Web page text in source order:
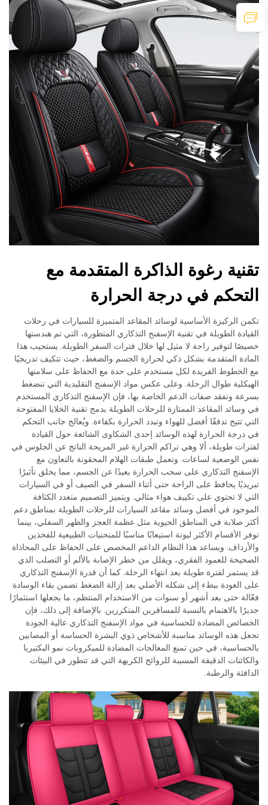
تقنية رغوة الذاكرة المتقدمة مع
التحكم في درجة الحرارة
تكمن الركيزة الأساسية لوسائد المقاعد المتميزة للسيارات في رحلات
القيادة الطويلة في تقنية الإسفنج التذكاري المتطورة، التي تم هندستها
خصيصًا لتوفير راحة لا مثيل لها خلال فترات السفر الطويلة. يستجيب هذا
المادة المتقدمة بشكل ذكي لحرارة الجسم والضغط، حيث تتكيف تدريجيًا
مع الخطوط الفريدة لكل مستخدم على حدة مع الحفاظ على سلامتها
الهيكلية طوال الرحلة. وعلى عكس مواد الإسفنج التقليدية التي تنضغط
بسرعة وتفقد صفات الدعم الخاصة بها، فإن الإسفنج التذكاري المستخدم
في وسائد المقاعد الممتازة للرحلات الطويلة يدمج تقنية الخلايا المفتوحة
التي تتيح تدفقًا أفضل للهواء وتبدد الحرارة بكفاءة. ويُعالج جانب التحكم
في درجة الحرارة لهذه الوسائد إحدى الشكاوى الشائعة حول القيادة
لفترات طويلة، ألا وهي تراكم الحرارة غير المريحة الناتج عن الجلوس في
نفس الوضعية لساعات. وتعمل طبقات الهلام المحقونة بالتعاون مع
الإسفنج التذكاري على سحب الحرارة بعيدًا عن الجسم، مما يخلق تأثيرًا
تبريديًا يحافظ على الراحة حتى أثناء السفر في الصيف أو في السيارات
التي لا تحتوي على تكييف هواء مثالي. ويتميز التصميم متعدد الكثافة
الموجود في أفضل وسائد مقاعد السيارات للرحلات الطويلة بمناطق دعم
أكثر صلابة في المناطق الحيوية مثل عظمة العجز والظهر السفلي، بينما
توفر الأقسام الأكثر ليونة استيعابًا مناسبًا للمنحنيات الطبيعية للفخذين
والأرداف. ويساعد هذا النظام الداعم المخصص على الحفاظ على المحاذاة
الصحيحة للعمود الفقري، ويقلل من خطر الإصابة بالألم أو التصلب الذي
قد يستمر لفترة طويلة بعد انتهاء الرحلة. كما أن قدرة الإسفنج التذكاري
على العودة ببطء إلى شكله الأصلي بعد إزالة الضغط تضمن بقاء الوسادة
فعّالة حتى بعد أشهر أو سنوات من الاستخدام المنتظم، ما يجعلها استثمارًا
جديرًا بالاهتمام بالنسبة للمسافرين المتكررين. بالإضافة إلى ذلك، فإن
الخصائص المضادة للحساسية في مواد الإسفنج التذكاري عالية الجودة
تجعل هذه الوسائد مناسبة للأشخاص ذوي البشرة الحساسة أو المصابين
بالحساسية، في حين تمنع المعالجات المضادة للميكروبات نمو البكتيريا
والكائنات الدقيقة المسببة للروائح الكريهة التي قد تتطور في البيئات
الدافئة والرطبة.